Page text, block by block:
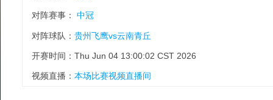
对阵赛事： 中冠
对阵球队： 贵州飞鹰vs云南青丘
开赛时间：Thu Jun 04 13:00:02 CST 2026
视频直播： 本场比赛视频直播间